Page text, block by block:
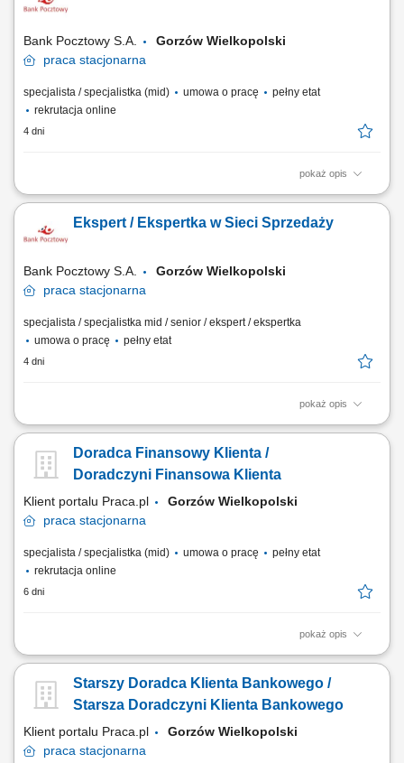
wszystkie działania. Kontakt z rodzicem (telefon/SMS), analiza potrzeb
Bank Pocztowy S.A.
Gorzów Wielkopolski
praca stacjonarna
specjalista / specjalistka (mid) umowa o pracę
pełny etat
rekrutacja online
4 dni
pokaż opis
Twój zakres obowiązków diagnozowanie potrzeb i oczekiwań Klientów,
sprzedażowych, kształtowanie pozytywnego wizerunku Banku poprzez
wysoką jakość obsługi, operacyjna obsługa Klientów detalicznych,
Ekspert / Ekspertka w Sieci Sprzedaży
Bank Pocztowy S.A.
Gorzów Wielkopolski
praca stacjonarna
specjalista / specjalistka mid / senior / ekspert / ekspertka
umowa o pracę
pełny etat
4 dni
pokaż opis
Twój zakres obowiązków Diagnozowanie potrzeb i oczekiwań Klientów;
relacji; Realizacja celów sprzedażowych; Kształtowanie pozytywnego
wizerunku Banku poprzez wysoką jakość obsługi; Operacyjna obsługa
Doradca Finansowy Klienta /
Doradczyni Finansowa Klienta
Klient portalu Praca.pl
Gorzów Wielkopolski
praca stacjonarna
specjalista / specjalistka (mid) umowa o pracę
pełny etat
rekrutacja online
6 dni
pokaż opis
Identyfikowanie potrzeb klientów indywidualnych oraz sektora MŚP i
sprzedaż produktów bankowych i realizacja wyznaczonych celów
sprzedażowych; Budowanie długofalowych relacji z klientami oraz
Starszy Doradca Klienta Bankowego /
Starsza Doradczyni Klienta Bankowego
Klient portalu Praca.pl
Gorzów Wielkopolski
praca stacjonarna